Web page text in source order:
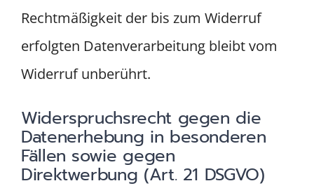
Rechtmäßigkeit der bis zum Widerruf
erfolgten Datenverarbeitung bleibt vom
Widerruf unberührt.
Widerspruchsrecht gegen die
Datenerhebung in besonderen
Fällen sowie gegen
Direktwerbung (Art. 21 DSGVO)